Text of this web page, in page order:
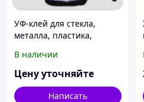
УФ-клей для стекла,
металла, пластика,
250 мл.
В наличии
Цену уточняйте
Написать